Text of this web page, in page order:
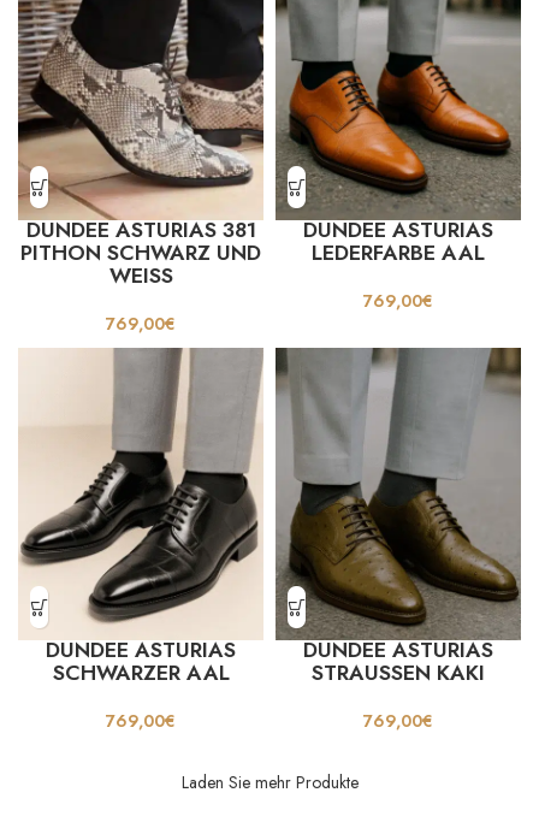
DUNDEE ASTURIAS 381
PITHON SCHWARZ UND
WEISS
769,00€
DUNDEE ASTURIAS
LEDERFARBE AAL
769,00€
DUNDEE ASTURIAS
SCHWARZER AAL
769,00€
DUNDEE ASTURIAS
STRAUSSEN KAKI
769,00€
Laden Sie mehr Produkte